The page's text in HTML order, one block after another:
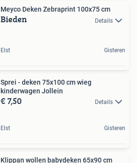
Meyco Deken Zebraprint 100x75 cm
Bieden Details
Elst Gisteren
Sprei - deken 75x100 cm wieg
kinderwagen Jollein
€ 7,50 Details
Elst Gisteren
Klippan wollen babydeken 65x90 cm